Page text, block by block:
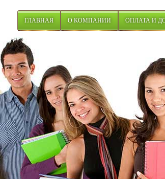
ГЛАВНАЯ О КОМПАНИИ ОПЛАТА И